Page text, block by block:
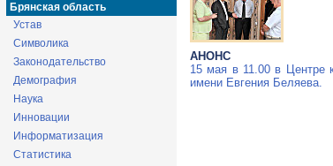
Брянская область
Устав
Символика
Законодательство
Демография
Наука
Инновации
Информатизация
Статистика
АНОНС
15 мая в 11.00 в Центре
имени Евгения Беляева.